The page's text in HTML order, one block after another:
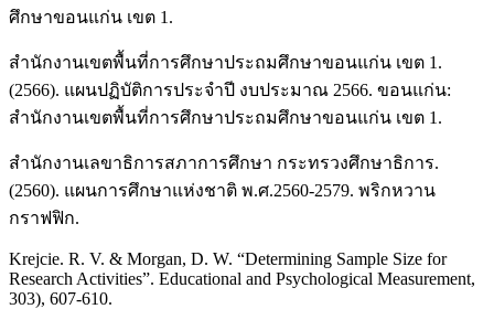
ศึกษาขอนแก่น เขต 1.
สำนักงานเขตพื้นที่การศึกษาประถมศึกษาขอนแก่น เขต 1.
(2566). แผนปฏิบัติการประจำปี งบประมาณ 2566. ขอนแก่น:
สำนักงานเขตพื้นที่การศึกษาประถมศึกษาขอนแก่น เขต 1.
สำนักงานเลขาธิการสภาการศึกษา กระทรวงศึกษาธิการ.
(2560). แผนการศึกษาแห่งชาติ พ.ศ.2560-2579. พริกหวาน
กราฟฟิก.
Krejcie. R. V. & Morgan, D. W. “Determining Sample Size for
Research Activities”. Educational and Psychological Measurement,
303), 607-610.